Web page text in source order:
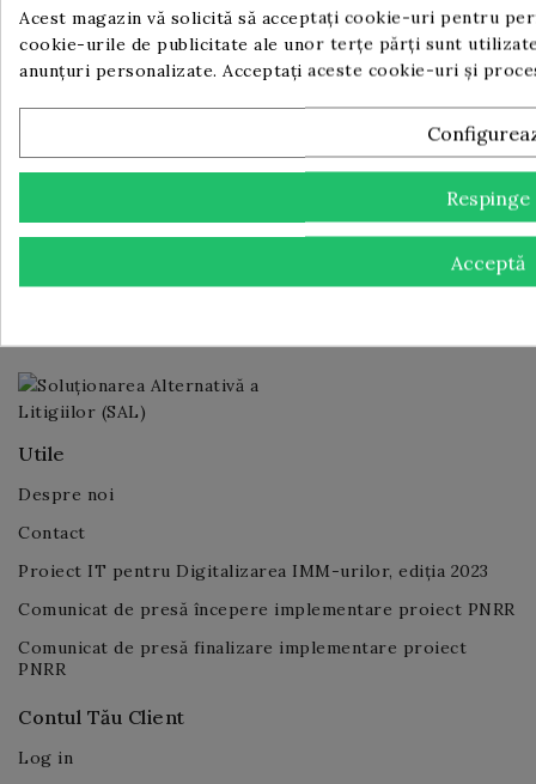
Te poti dezabona in orice moment. Pentru aceasta te
rugam sa folosesti informatiile noastre de contact din
nota legala.
Politica de confidențialitate
Utile
Despre noi
Contact
Proiect IT pentru Digitalizarea IMM-urilor, ediția 2023
Comunicat de presă începere implementare proiect PNRR
Comunicat de presă finalizare implementare proiect
PNRR
Contul Tău Client
Log in
Acest magazin vă solicită să acceptați cookie-uri pentru
cookie-urile de publicitate ale unor terțe părți sunt
anunțuri personalizate. Acceptați aceste cookie-uri și
Respinge
Acceptă